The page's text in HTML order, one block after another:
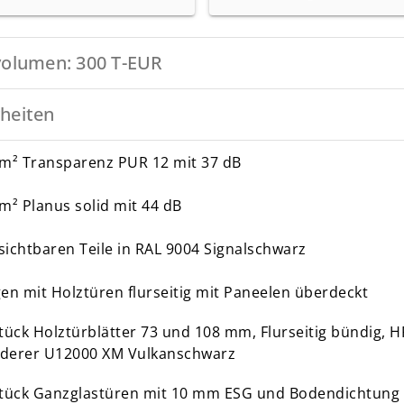
300 T-EUR
Transparenz PUR 12 mit 37 dB
Planus solid mit 44 dB
Teile in RAL 9004 Signalschwarz
mit Holztüren flurseitig mit Paneelen überdeckt
Holztürblätter 73 und 108 mm, Flurseitig bündig,
U12000 XM Vulkanschwarz
Ganzglastüren mit 10 mm ESG und Bodendichtung